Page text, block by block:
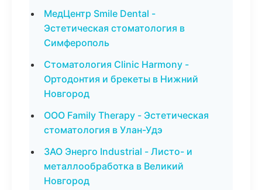
МедЦентр Smile Dental -
Эстетическая стоматология в
Симферополь
Стоматология Clinic Harmony -
Ортодонтия и брекеты в Нижний
Новгород
ООО Family Therapy - Эстетическая
стоматология в Улан-Удэ
ЗАО Энерго Industrial - Листо- и
металлообработка в Великий
Новгород